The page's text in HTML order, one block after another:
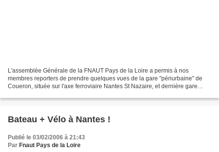
L'assemblée Générale de la FNAUT Pays de la Loire a permis à nos
membres reporters de prendre quelques vues de la gare "périurbaine" de
Coueron, située sur l'axe ferroviaire Nantes St Nazaire, et dernière gare
Bateau + Vélo à Nantes !
Publié le 03/02/2006 à 21:43
Par Fnaut Pays de la Loire